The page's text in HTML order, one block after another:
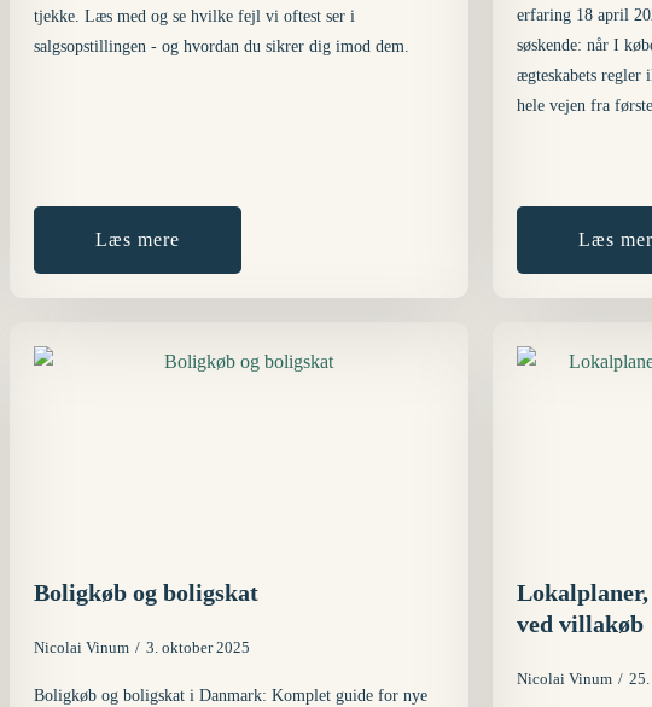
tjekke. Læs med og se hvilke fejl vi oftest ser i
salgsopstillingen - og hvordan du sikrer dig imod dem.
Læs mere
erfaring 18 april
søskende: når I
ægteskabets regler
hele vejen fra
Læs
Boligkøb og boligskat
Nicolai Vinum 3. oktober 2025
Boligkøb og boligskat i Danmark: Komplet guide for nye
ved villakøb
Nicolai Vinum